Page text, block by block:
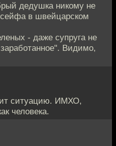
дедушка никому не
сейфа в швейцарском
- даже супруга не
Видимо,
ситуацию. ИМХО,
человека.